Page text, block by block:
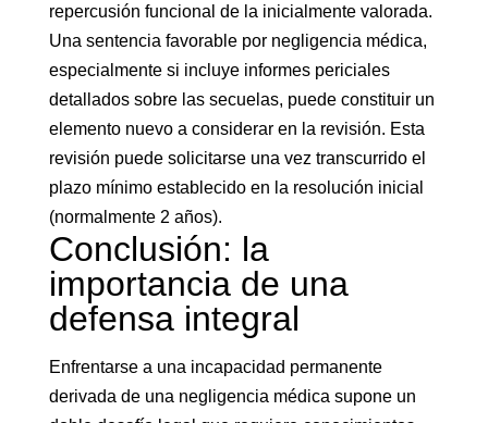
repercusión funcional de la inicialmente valorada.
Una sentencia favorable por negligencia médica,
especialmente si incluye informes periciales
detallados sobre las secuelas, puede constituir un
elemento nuevo a considerar en la revisión. Esta
revisión puede solicitarse una vez transcurrido el
plazo mínimo establecido en la resolución inicial
(normalmente 2 años).
Conclusión: la
importancia de una
defensa integral
Enfrentarse a una incapacidad permanente
derivada de una negligencia médica supone un